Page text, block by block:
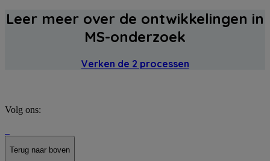
Leer meer over de ontwikkelingen in
MS-onderzoek
Verken de 2 processen
Volg ons:
Terug naar boven